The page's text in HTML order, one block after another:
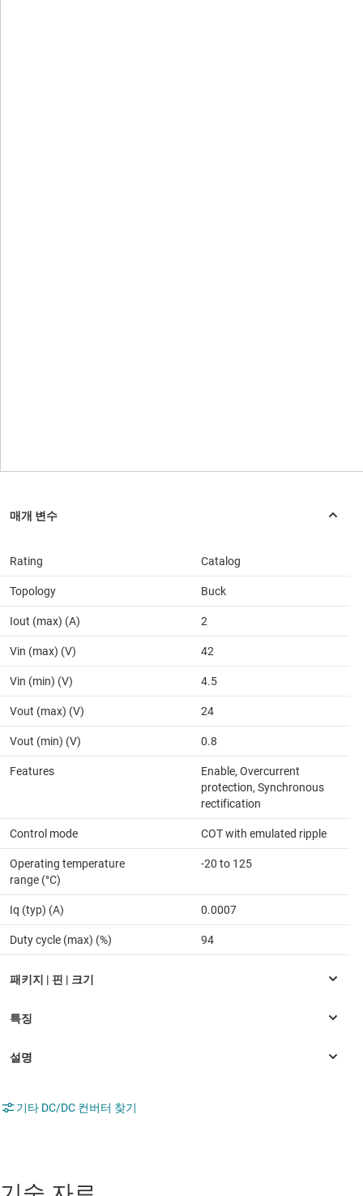
Rating Catalog
Topology Buck
Iout (max) (A) 2
Vin (max) (V) 42
Vin (min) (V) 4.5
Vout (max) (V) 24
Vout (min) (V) 0.8
Features
Enable, Overcurrent
protection, Synchronous
rectification
Control mode COT with emulated ripple
Operating temperature
range (°C)
-20 to 125
Iq (typ) (A) 0.0007
Duty cycle (max) (%) 94
기타 DC/DC 컨버터 찾기